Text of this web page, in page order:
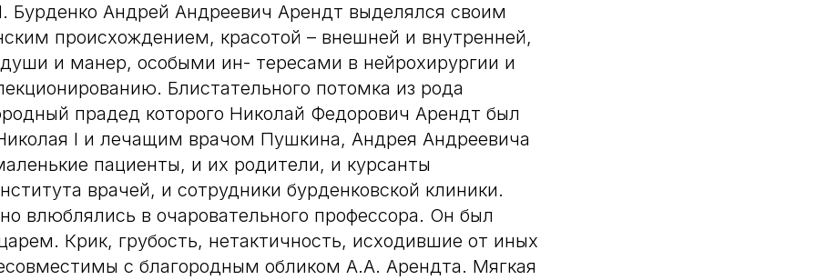
Бурденко Андрей Андреевич Арендт выделялся своим
происхождением, красотой – внешней и внутренней,
и манер, особыми ин- тересами в нейрохирургии и
Блистательного потомка из рода
прадед которого Николай Федорович Арендт был
I и лечащим врачом Пушкина, Андрея Андреевича
пациенты, и их родители, и курсанты
врачей, и сотрудники бурденковской клиники.
влюблялись в очаровательного профессора. Он был
Крик, грубость, нетактичность, исходившие от иных
с благородным обликом А.А. Арендта. Мягкая